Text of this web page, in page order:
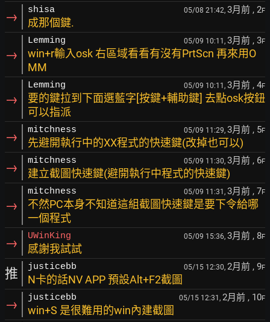
→ shisa 05/08 21:42, 3月前 , 2F
成那個鍵.
→
Lemming 05/09 10:11, 3月前 , 3F
win+r輸入osk 右區域看看有沒有PrtScn 再來用O
MM
→
Lemming 05/09 10:11, 3月前 , 4F
要的鍵拉到下面選藍字[按鍵+輔助鍵] 去點osk按鈕
可以指派
→ mitchness 05/09 11:29, 3月前 , 5F
先避開執行中的XX程式的快速鍵(改掉也可以)
→ mitchness 05/09 11:30, 3月前 , 6F
建立截圖快速鍵(避開執行中程式的快速鍵)
→
mitchness 05/09 11:31, 3月前 , 7F
不然PC本身不知道這組截圖快速鍵是要下令給哪
一個程式
→ UWinKing 05/09 15:36, 3月前 , 8F
感謝我試試
推 justicebb 05/15 12:30, 2月前 , 9F
N卡的話NV APP 預設Alt+F2截圖
→ justicebb 05/15 12:31, 2月前 , 10F
win+S 是很難用的win內建截圖